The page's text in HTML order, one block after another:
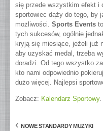
się przede wszystkim efekt i
sportowiec dąży do tego, by
możliwości. Sports Events
tych sukcesów, ogólnie
kryją się miesiące, jeżeli już
aby uzyskać medal, trzeba
doradzi. Od tego wszystko
kto nami odpowiednio
dużo więcej. Najlepsi
Zobacz: Kalendarz Sportowy.
‹ NOWE STANDARDY MUZYKI